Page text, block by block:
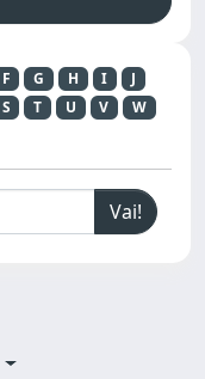
F G H I
J
S T U V
W